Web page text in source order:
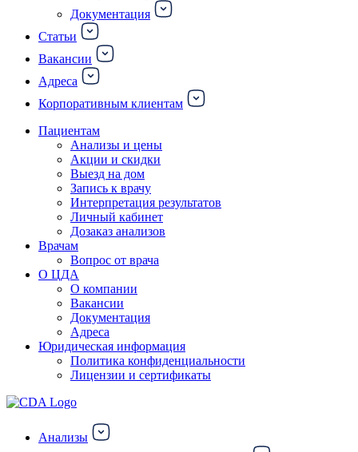
Документация
Статьи
Вакансии
Адреса
Корпоративным клиентам
Пациентам
Анализы и цены
Акции и скидки
Выезд на дом
Запись к врачу
Интерпретация результатов
Личный кабинет
Дозаказ анализов
Врачам
Вопрос от врача
О ЦДА
О компании
Вакансии
Документация
Адреса
Юридическая информация
Политика конфиденциальности
Лицензии и сертификаты
Анализы